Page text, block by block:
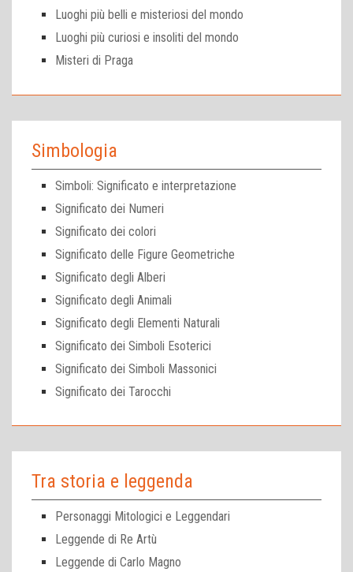
Luoghi più belli e misteriosi del mondo
Luoghi più curiosi e insoliti del mondo
Misteri di Praga
Simbologia
Simboli: Significato e interpretazione
Significato dei Numeri
Significato dei colori
Significato delle Figure Geometriche
Significato degli Alberi
Significato degli Animali
Significato degli Elementi Naturali
Significato dei Simboli Esoterici
Significato dei Simboli Massonici
Significato dei Tarocchi
Tra storia e leggenda
Personaggi Mitologici e Leggendari
Leggende di Re Artù
Leggende di Carlo Magno